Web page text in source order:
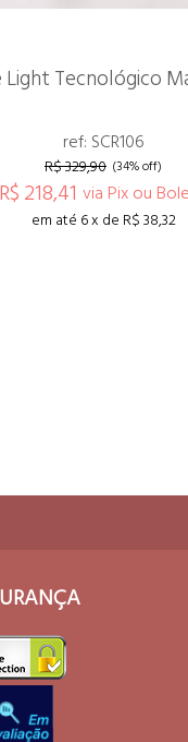
Tecnológico
ref: SCR106
R$ 329,90 (34% off)
R$ 218,41 via Pix ou
em até 6 x de R$ 38,32